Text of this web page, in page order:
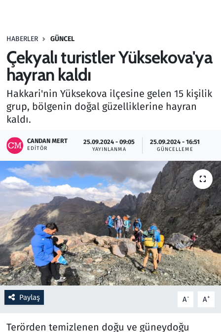
HABERLER GÜNCEL
Çekyalı turistler Yüksekova'ya
hayran kaldı
Hakkari'nin Yüksekova ilçesine gelen 15 kişilik
grup, bölgenin doğal güzelliklerine hayran
kaldı.
CANDAN MERT
EDITÖR
25.09.2024 - 09:05
YAYINLANMA
25.09.2024 - 16:51
GÜNCELLEME
Paylaş A- A+
Terörden temizlenen doğu ve güneydoğu
Haber
Kültür Sanat
Kurumsal Haberler
Lezzet Durağı
Memur ve Kamu
Otomobil
Oyun
Ramazan
Resmi İlanlar
Rüya Tabirleri
Sağlık
Savunma Sanayi